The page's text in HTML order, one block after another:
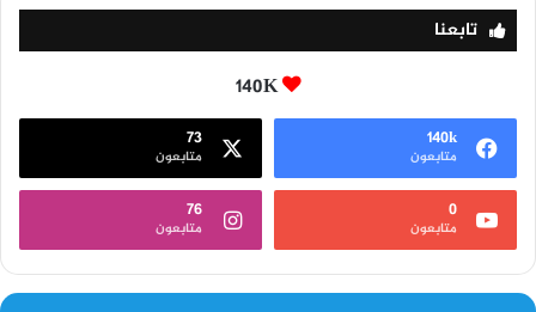
تابعنا
140K
140k
متابعون
73
متابعون
0
متابعون
76
متابعون